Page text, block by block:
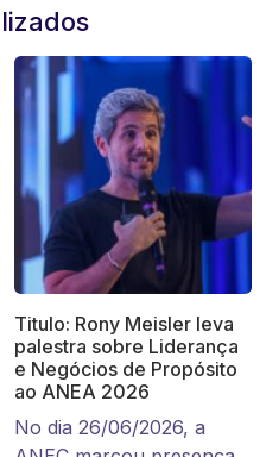
Titulo: Rony Meisler leva
palestra sobre Liderança
e Negócios de Propósito
ao ANEA 2026
No dia 26/06/2026, a